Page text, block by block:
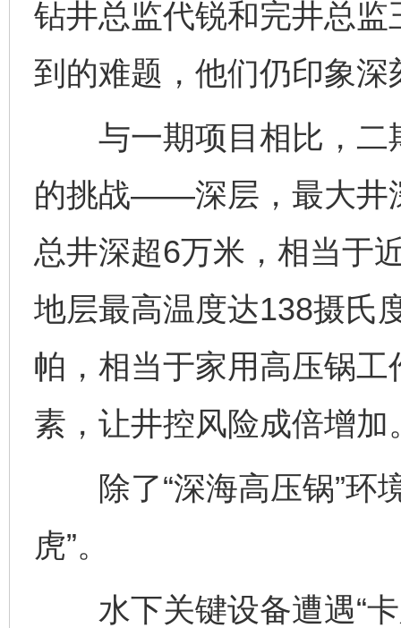
钻井总监代锐和完井总
到的难题，他们仍印象深
与一期项目相比，二
的挑战——深层，最大井
总井深超6万米，相当于
地层最高温度达138摄氏
帕，相当于家用高压锅
素，让井控风险成倍增加
除了“深海高压锅”环
虎”。
水下关键设备遭遇“卡